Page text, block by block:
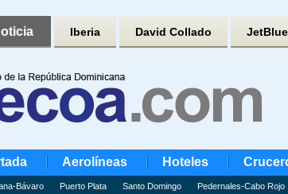
Iberia David Collado JetBlue
Aerolíneas Hoteles
Bávaro Puerto Plata Santo Domingo Pedernales-Cabo Rojo